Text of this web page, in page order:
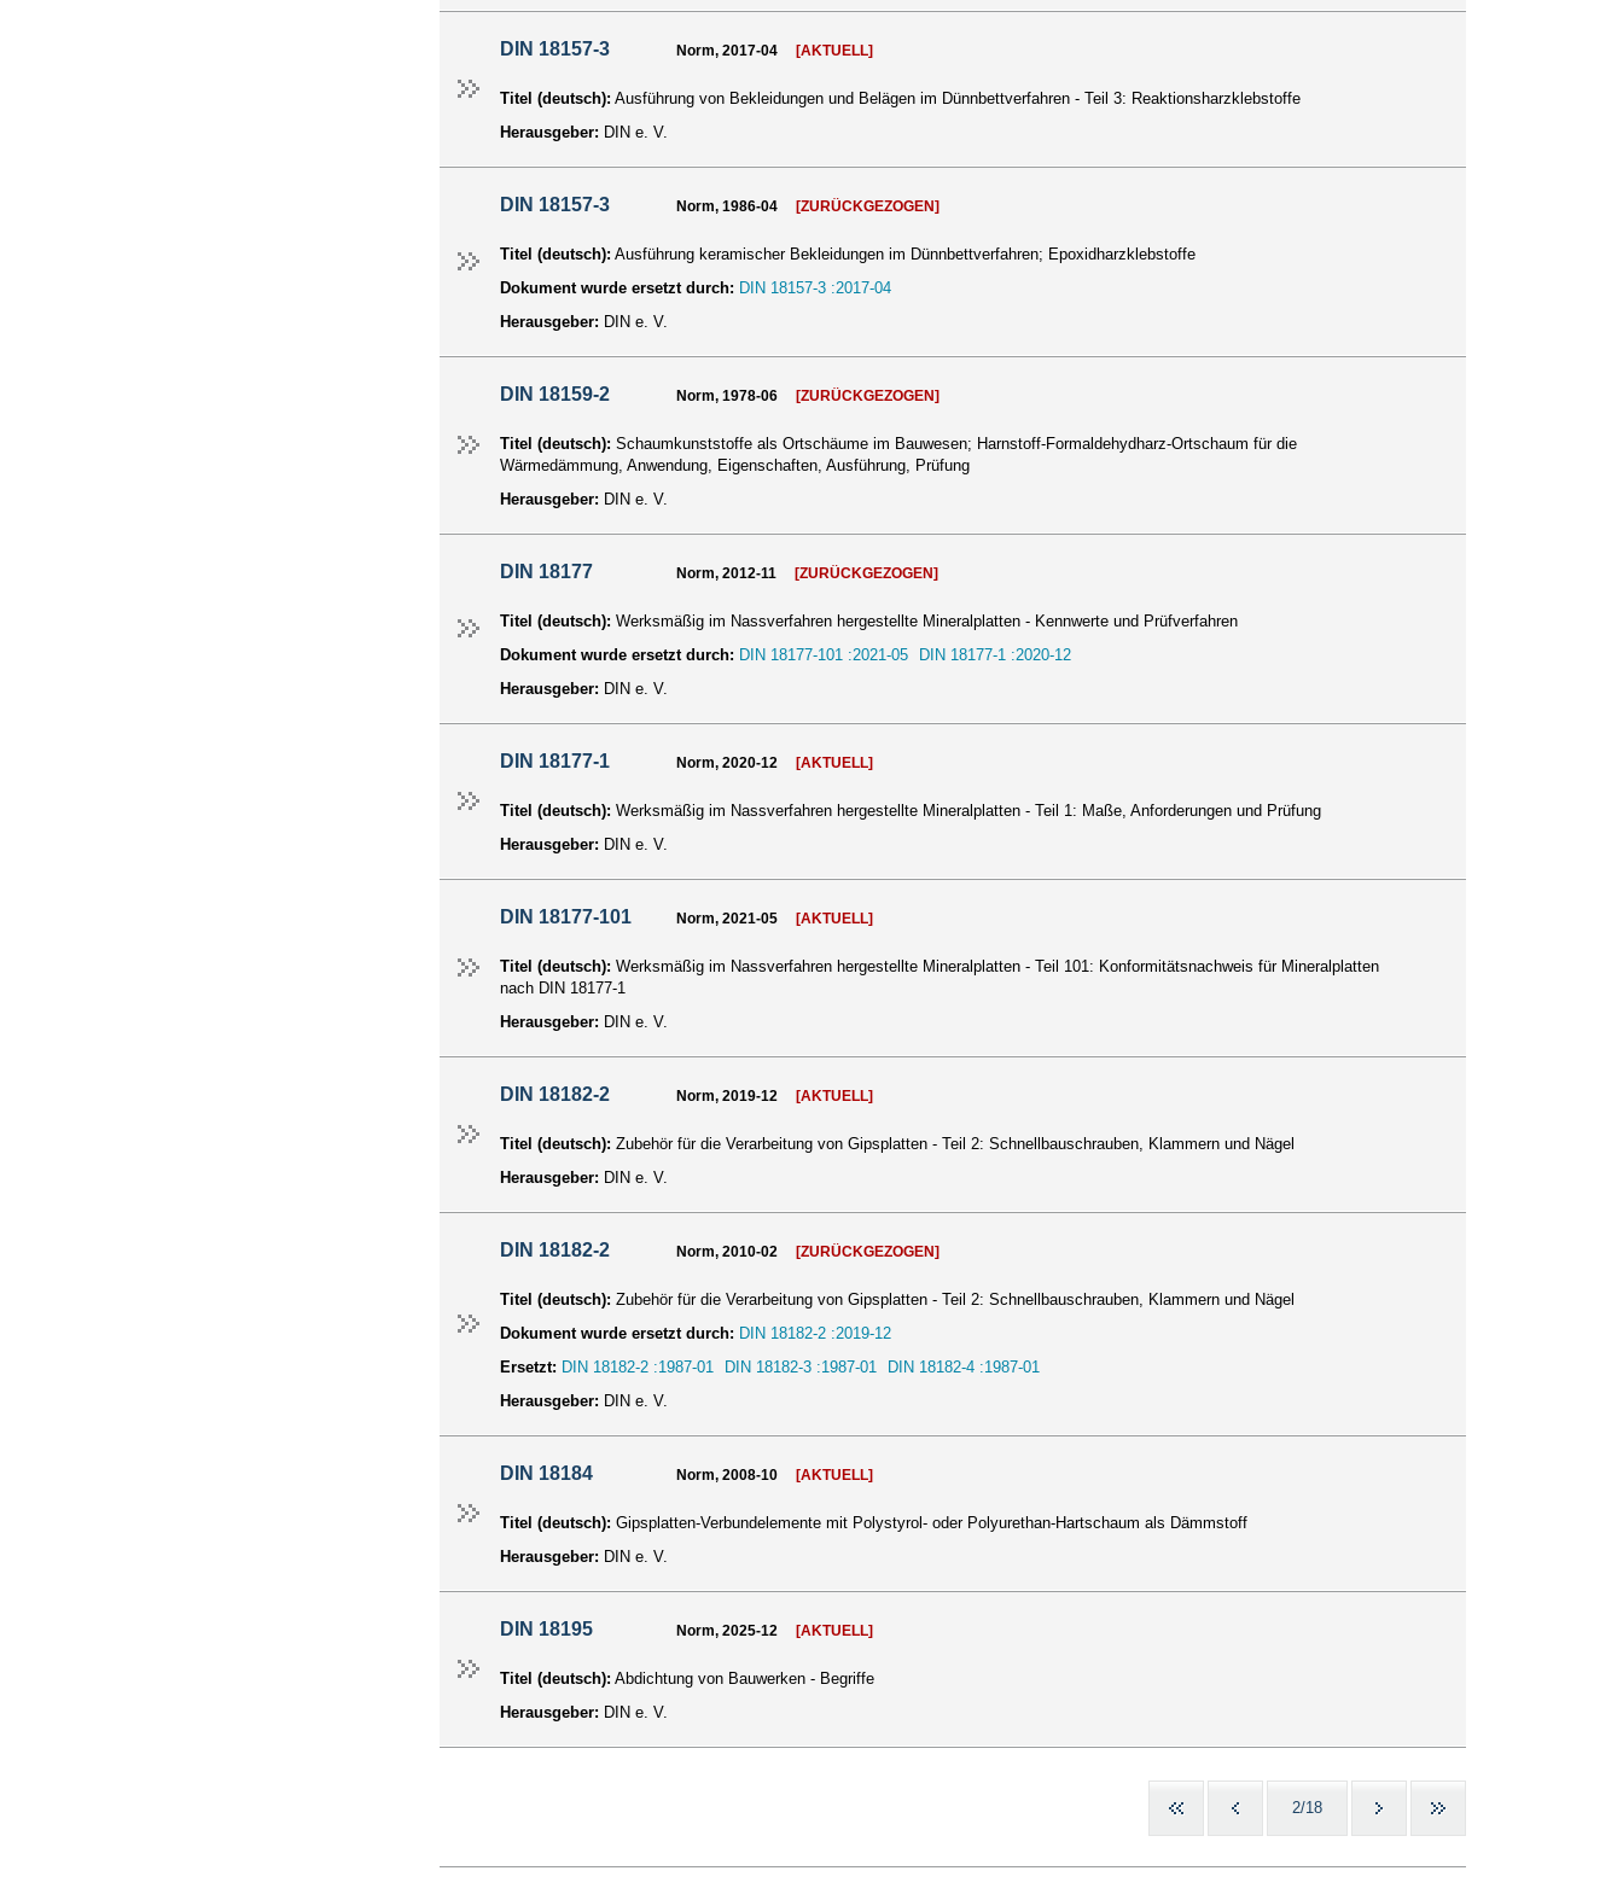
DIN 18157-3 Norm, 2017-04 [AKTUELL]
Titel (deutsch): Ausführung von Bekleidungen und Belägen im Dünnbettverfahren - Teil 3: Reaktionsharzklebstoffe
Herausgeber: DIN e. V.
DIN 18157-3 Norm, 1986-04 [ZURÜCKGEZOGEN]
Titel (deutsch): Ausführung keramischer Bekleidungen im Dünnbettverfahren; Epoxidharzklebstoffe
Dokument wurde ersetzt durch: DIN 18157-3 :2017-04
Herausgeber: DIN e. V.
DIN 18159-2 Norm, 1978-06 [ZURÜCKGEZOGEN]
Titel (deutsch): Schaumkunststoffe als Ortschäume im Bauwesen; Harnstoff-Formaldehydharz-Ortschaum für die
Wärmedämmung, Anwendung, Eigenschaften, Ausführung, Prüfung
Herausgeber: DIN e. V.
DIN 18177 Norm, 2012-11 [ZURÜCKGEZOGEN]
Titel (deutsch): Werksmäßig im Nassverfahren hergestellte Mineralplatten - Kennwerte und Prüfverfahren
Dokument wurde ersetzt durch: DIN 18177-101 :2021-05
DIN 18177-1 :2020-12
Herausgeber: DIN e. V.
DIN 18177-1 Norm, 2020-12 [AKTUELL]
Titel (deutsch): Werksmäßig im Nassverfahren hergestellte Mineralplatten - Teil 1: Maße, Anforderungen und Prüfung
Herausgeber: DIN e. V.
DIN 18177-101 Norm, 2021-05 [AKTUELL]
Titel (deutsch): Werksmäßig im Nassverfahren hergestellte Mineralplatten - Teil 101: Konformitätsnachweis für Mineralplatten
nach DIN 18177-1
Herausgeber: DIN e. V.
DIN 18182-2 Norm, 2019-12 [AKTUELL]
Titel (deutsch): Zubehör für die Verarbeitung von Gipsplatten - Teil 2: Schnellbauschrauben, Klammern und Nägel
Herausgeber: DIN e. V.
DIN 18182-2 Norm, 2010-02 [ZURÜCKGEZOGEN]
Titel (deutsch): Zubehör für die Verarbeitung von Gipsplatten - Teil 2: Schnellbauschrauben, Klammern und Nägel
Dokument wurde ersetzt durch: DIN 18182-2 :2019-12
Ersetzt: DIN 18182-2 :1987-01 DIN 18182-3 :1987-01
DIN 18182-4 :1987-01
Herausgeber: DIN e. V.
DIN 18184 Norm, 2008-10 [AKTUELL]
Titel (deutsch): Gipsplatten-Verbundelemente mit Polystyrol- oder Polyurethan-Hartschaum als Dämmstoff
Herausgeber: DIN e. V.
DIN 18195 Norm, 2025-12 [AKTUELL]
Titel (deutsch): Abdichtung von Bauwerken - Begriffe
Herausgeber: DIN e. V.
2/18